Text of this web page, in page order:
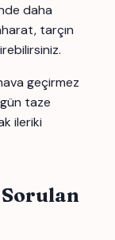
daha
tarçın
geçirmez
taze
ileriki